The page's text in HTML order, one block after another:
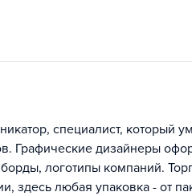
специалист, который
Графические дизайнеры
логотипы компаний.
здесь любая упаковка - от